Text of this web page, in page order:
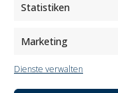
Statistiken
Marketing
Dienste verwalten
Newsletter Information